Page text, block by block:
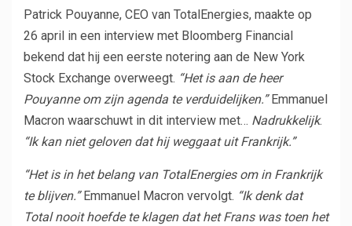
Patrick Pouyanne, CEO van TotalEnergies, maakte op
26 april in een interview met Bloomberg Financial
bekend dat hij een eerste notering aan de New York
Stock Exchange overweegt. “Het is aan de heer
Pouyanne om zijn agenda te verduidelijken.”Emmanuel
Macron waarschuwt in dit interview met… Nadrukkelijk.
“Ik kan niet geloven dat hij weggaat uit Frankrijk.”
“Het is in het belang van TotalEnergies om in Frankrijk
te blijven.”Emmanuel Macron vervolgt. “Ik denk dat
Total nooit hoefde te klagen dat het Frans was toen het